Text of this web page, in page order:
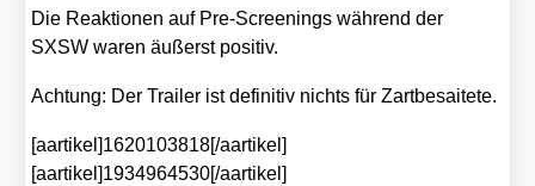
Die Reak­tio­nen auf Pre-Scree­nings wäh­rend der
SXSW waren äußerst posi­tiv.
Ach­tung: Der Trai­ler ist defi­ni­tiv nichts für Zart­be­sai­te­te.
[aartikel]1620103818[/aartikel]
[aartikel]1934964530[/aartikel]